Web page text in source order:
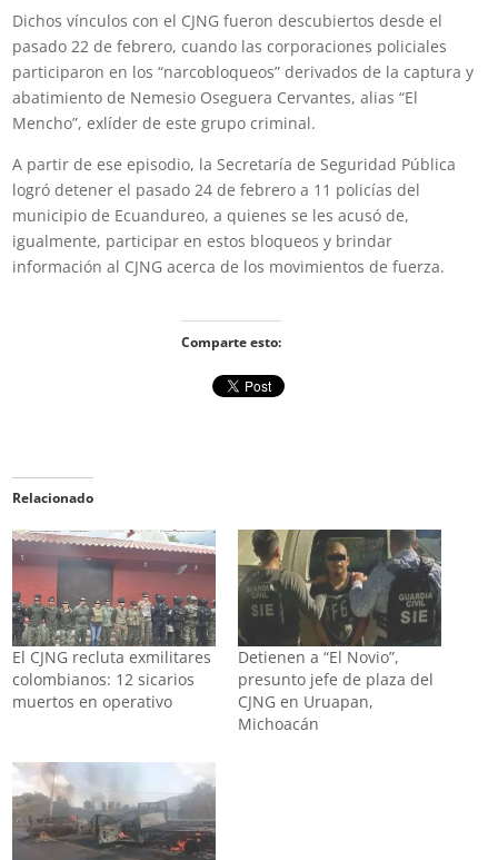
Dichos vínculos con el CJNG fueron descubiertos desde el
pasado 22 de febrero, cuando las corporaciones policiales
participaron en los “narcobloqueos” derivados de la captura y
abatimiento de Nemesio Oseguera Cervantes, alias “El
Mencho”, exlíder de este grupo criminal.
A partir de ese episodio, la Secretaría de Seguridad Pública
logró detener el pasado 24 de febrero a 11 policías del
municipio de Ecuandureo, a quienes se les acusó de,
igualmente, participar en estos bloqueos y brindar
información al CJNG acerca de los movimientos de fuerza.
Comparte esto:
Relacionado
El CJNG recluta exmilitares
colombianos: 12 sicarios
muertos en operativo
Detienen a “El Novio”,
presunto jefe de plaza del
CJNG en Uruapan,
Michoacán